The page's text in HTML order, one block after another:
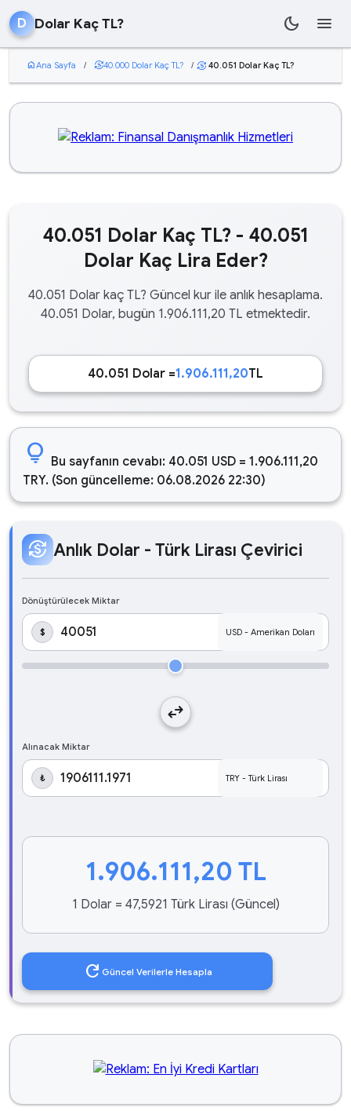
D Dolar Kaç TL? dark_mode menu
homeAna Sayfa / currency_exchange40.000 Dolar Kaç TL? / currency_exchange 40.051 Dolar Kaç TL?
40.051 Dolar Kaç TL? - 40.051
Dolar Kaç Lira Eder?
40.051 Dolar kaç TL? Güncel kur ile anlık hesaplama.
40.051 Dolar, bugün 1.906.111,20 TL etmektedir.
40.051 Dolar =1.906.111,20TL
lightbulb Bu sayfanın cevabı: 40.051 USD = 1.906.111,20
TRY. (Son güncelleme: 06.08.2026 22:30)
currency_exchange Anlık Dolar - Türk Lirası Çevirici
Dönüştürülecek Miktar
$
swap_horiz
Alınacak Miktar
₺
1.906.111,20 TL
1 Dolar = 47,5921 Türk Lirası (Güncel)
refresh Güncel Verilerle Hesapla